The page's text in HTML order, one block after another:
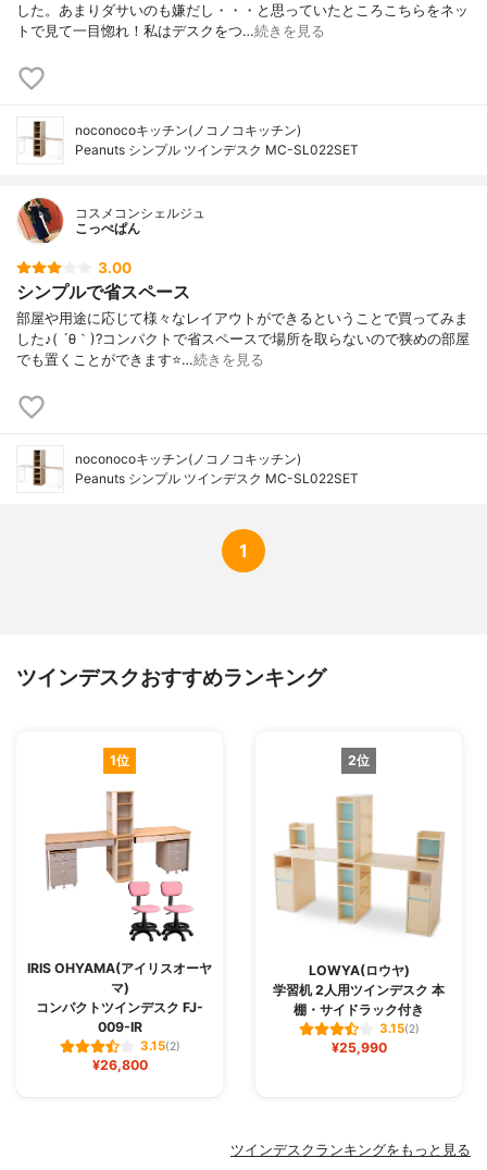
した。あまりダサいのも嫌だし・・・と思っていたところこちらをネッ
トで見て一目惚れ！私はデスクをつ…続きを見る
noconocoキッチン(ノコノコキッチン)
Peanuts シンプル ツインデスク MC-SL022SET
コスメコンシェルジュ
こっぺぱん
3.00
シンプルで省スペース
部屋や用途に応じて様々なレイアウトができるということで買ってみま
した♪( ´θ｀)?コンパクトで省スペースで場所を取らないので狭めの部屋
でも置くことができます⭐…続きを見る
noconocoキッチン(ノコノコキッチン)
Peanuts シンプル ツインデスク MC-SL022SET
1
ツインデスクおすすめランキング
1位
IRIS OHYAMA(アイリスオーヤ
マ)
コンパクトツインデスク FJ-
009-IR
3.15(2)
¥26,800
2位
LOWYA(ロウヤ)
学習机 2人用ツインデスク 本
棚・サイドラック付き
3.15(2)
¥25,990
ツインデスクランキングをもっと見る